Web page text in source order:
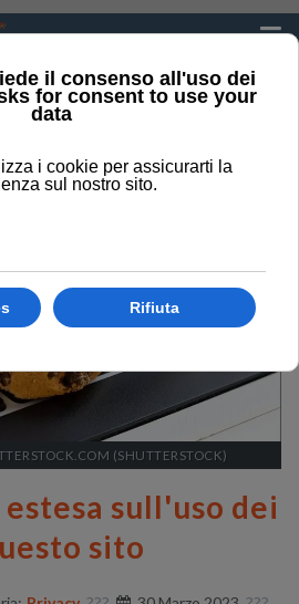
GDPR
(SHUTTERSTOCK)
sull'uso dei
sito